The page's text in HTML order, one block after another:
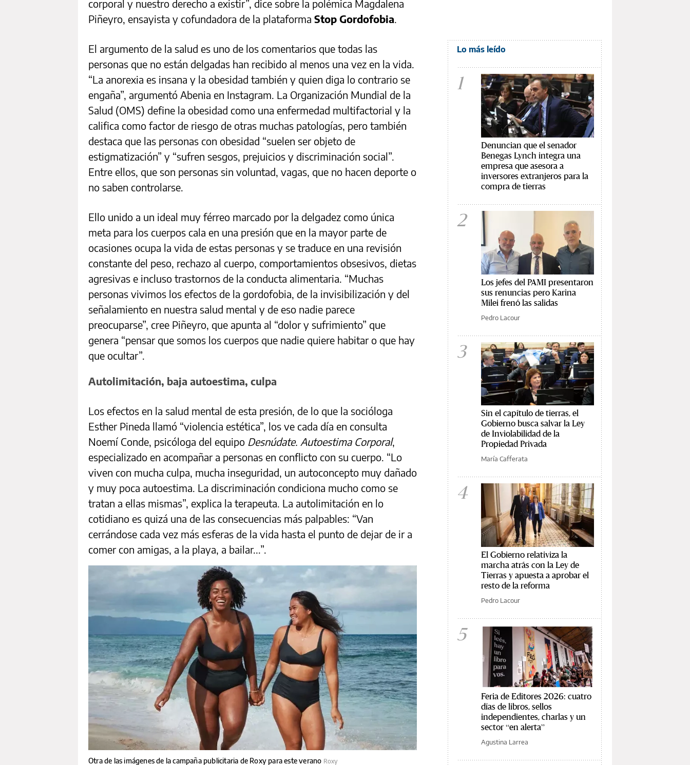
corporal y nuestro derecho a existir”, dice sobre la polémica Magdalena
Piñeyro, ensayista y cofundadora de la plataforma Stop Gordofobia.
El argumento de la salud es uno de los comentarios que todas las
personas que no están delgadas han recibido al menos una vez en la vida.
“La anorexia es insana y la obesidad también y quien diga lo contrario se
engaña”, argumentó Abenia en Instagram. La Organización Mundial de la
Salud (OMS) define la obesidad como una enfermedad multifactorial y la
califica como factor de riesgo de otras muchas patologías, pero también
destaca que las personas con obesidad “suelen ser objeto de
estigmatización” y “sufren sesgos, prejuicios y discriminación social”.
Entre ellos, que son personas sin voluntad, vagas, que no hacen deporte o
no saben controlarse.
Ello unido a un ideal muy férreo marcado por la delgadez como única
meta para los cuerpos cala en una presión que en la mayor parte de
ocasiones ocupa la vida de estas personas y se traduce en una revisión
constante del peso, rechazo al cuerpo, comportamientos obsesivos, dietas
agresivas e incluso trastornos de la conducta alimentaria. “Muchas
personas vivimos los efectos de la gordofobia, de la invisibilización y del
señalamiento en nuestra salud mental y de eso nadie parece
preocuparse”, cree Piñeyro, que apunta al “dolor y sufrimiento” que
genera “pensar que somos los cuerpos que nadie quiere habitar o que hay
que ocultar”.
Autolimitación, baja autoestima, culpa
Los efectos en la salud mental de esta presión, de lo que la socióloga
Esther Pineda llamó “violencia estética”, los ve cada día en consulta
Noemí Conde, psicóloga del equipo Desnúdate. Autoestima Corporal,
especializado en acompañar a personas en conflicto con su cuerpo. “Lo
viven con mucha culpa, mucha inseguridad, un autoconcepto muy dañado
y muy poca autoestima. La discriminación condiciona mucho como se
tratan a ellas mismas”, explica la terapeuta. La autolimitación en lo
cotidiano es quizá una de las consecuencias más palpables: “Van
cerrándose cada vez más esferas de la vida hasta el punto de dejar de ir a
comer con amigas, a la playa, a bailar...”.
Otra de las imágenes de la campaña publicitaria de Roxy para este verano Roxy
Lo más leído
1
Denuncian que el senador
Benegas Lynch integra una
empresa que asesora a
inversores extranjeros para la
compra de tierras
2
Los jefes del PAMI presentaron
sus renuncias pero Karina
Milei frenó las salidas
Pedro Lacour
3
Sin el capítulo de tierras, el
Gobierno busca salvar la Ley
de Inviolabilidad de la
Propiedad Privada
María Cafferata
4
El Gobierno relativiza la
marcha atrás con la Ley de
Tierras y apuesta a aprobar el
resto de la reforma
Pedro Lacour
5
Feria de Editores 2026: cuatro
días de libros, sellos
independientes, charlas y un
sector “en alerta”
Agustina Larrea